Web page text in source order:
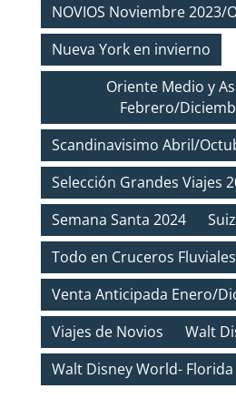
NOVIOS Noviembre 2023/
Nueva York en invierno
Oriente Medio y
Febrero/
Scandinavisimo Abril/
Selección Grandes Viajes
Semana Santa 2024
Todo en Cruceros
Venta Anticipada Enero/
Viajes de Novios
Walt
Walt Disney World- Florida